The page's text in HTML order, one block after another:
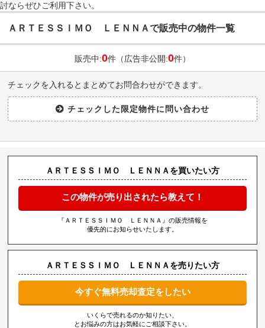
討ならぜひご利用下さい。
ＡＲＴＥＳＳＩＭＯ ＬＥＮＮＡで販売中の物件一覧
販売中:0件（広告非公開:0件）
チェックを入れるとまとめてお問合わせができます。
ＡＲＴＥＳＳＩＭＯ ＬＥＮＮＡを買いたい方
この物件が売り出されたら教えて！
『ＡＲＴＥＳＳＩＭＯ ＬＥＮＮＡ』の販売情報を
優先的にお知らせいたします。
ＡＲＴＥＳＳＩＭＯ ＬＥＮＮＡを売りたい方
今すぐ無料売却査定をしたい
いくらで売れるのか知りたい、
とお悩みの方はお気軽にご相談下さい。